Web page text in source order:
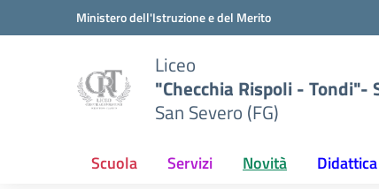
Vai ai contenuti
Vai al menu di navigazioneMinistero dell'Istruzione e del Merito
Liceo
"Checchia Rispoli - Tondi"-
San Severo (FG)
Scuola Servizi Novità Didattica